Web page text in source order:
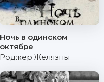
Ночь в одиноком
октябре
Роджер Желязны